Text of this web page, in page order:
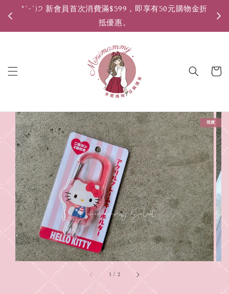
*ˊᵕˋ)੭ 新會員首次消費滿$599，即享有50元購物金折
抵優惠。
1 / 2
現貨